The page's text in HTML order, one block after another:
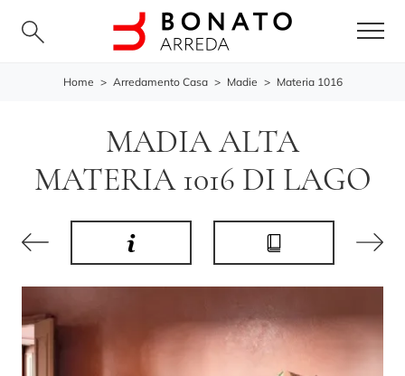
Home > Arredamento Casa > Madie > Materia 1016
MADIA ALTA
MATERIA 1016 DI LAGO